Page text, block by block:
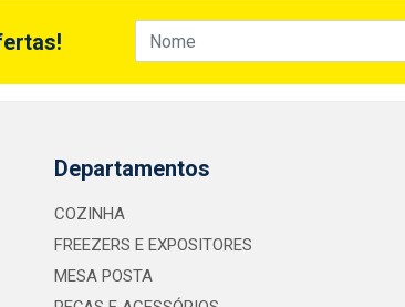
Departamentos
COZINHA
FREEZERS E EXPOSITORES
MESA POSTA